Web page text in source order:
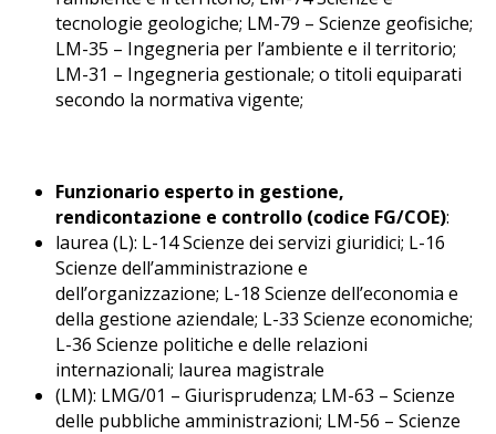
tecnologie geologiche; LM-79 – Scienze geofisiche;
LM-35 – Ingegneria per l’ambiente e il territorio;
LM-31 – Ingegneria gestionale; o titoli equiparati
secondo la normativa vigente;
Funzionario esperto in gestione,
rendicontazione e controllo (codice FG/COE):
laurea (L): L-14 Scienze dei servizi giuridici; L-16
Scienze dell’amministrazione e
dell’organizzazione; L-18 Scienze dell’economia e
della gestione aziendale; L-33 Scienze economiche;
L-36 Scienze politiche e delle relazioni
internazionali; laurea magistrale
(LM): LMG/01 – Giurisprudenza; LM-63 – Scienze
delle pubbliche amministrazioni; LM-56 – Scienze